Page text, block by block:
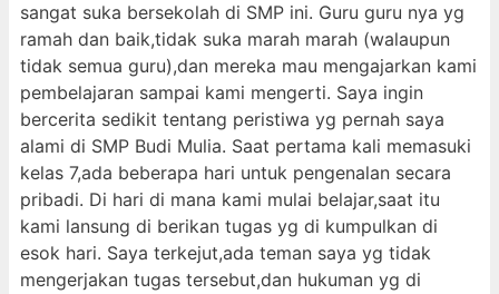
sangat suka bersekolah di SMP ini. Guru guru nya yg
ramah dan baik,tidak suka marah marah (walaupun
tidak semua guru),dan mereka mau mengajarkan kami
pembelajaran sampai kami mengerti. Saya ingin
bercerita sedikit tentang peristiwa yg pernah saya
alami di SMP Budi Mulia. Saat pertama kali memasuki
kelas 7,ada beberapa hari untuk pengenalan secara
pribadi. Di hari di mana kami mulai belajar,saat itu
kami lansung di berikan tugas yg di kumpulkan di
esok hari. Saya terkejut,ada teman saya yg tidak
mengerjakan tugas tersebut,dan hukuman yg di